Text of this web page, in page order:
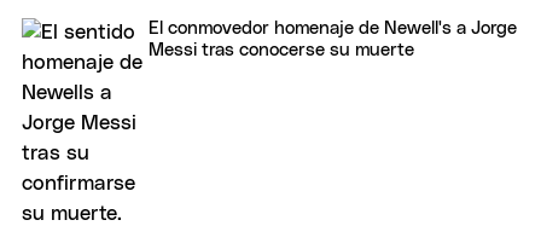
El conmovedor homenaje de Newell's a Jorge
Messi tras conocerse su muerte